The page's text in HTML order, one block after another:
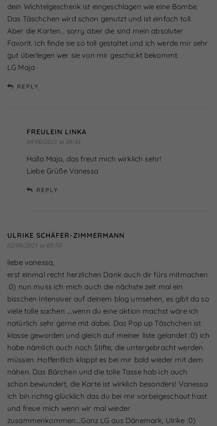
dein Wichtelgeschenk ist eingeschlagen wie eine Bombe.
Das Täschchen wird schon genutzt und ist einfach toll.
Aber die Karten… sorry aber die sind mein absoluter
Favorit. Ich finde sie so toll gestaltet und ich werde mir sehr
gut überlegen wer sie von mir geschickt bekommt.
LG Maja
REPLY
FREULEIN LINKA
04/06/2021 at 08:41
Hallo Maja, das freut mich wirklich sehr!
Liebe Grüße Vanessa
REPLY
ULRIKE SCHÄFER-ZIMMERMANN
02/06/2021 at 09:50
liebe vanessa,
erst einmal recht herzlichen Dank auch dir fürs mitmachen
:0) nun muss ich mich auch die nächste zeit mal ein
bisschen intensiver auf deinem blog umsehen, es gibt da so
viele tolle sachen ….wenn du eine aktion machst wäre ich
natürlich sehr gerne mit dabei. Das Pop up Täschchen ist
klasse geworden und gleich auf meiner liste gelandet :0) ich
habe nämlich auch noch Stifte, die untergebracht werden
müssen. Hoffentlich klappt es bei mir bald wieder mit dem
nähen. Das Bärchen und die tolle Tasse hab ich auch
schon bewundert, die Karte ist wirklich besonders! Vanessa
ich bin richtig glücklich das du bei mir vorbeigeschaut hast
und freue mich wenn wir mal wieder
zusammenkommen….Ganz LG aus Dänemark, Ulrike :0)